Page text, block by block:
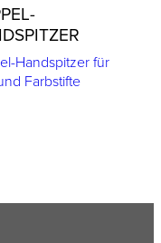
Handspitzer für
Farbstifte